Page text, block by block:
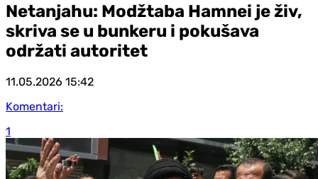
Netanjahu: Modžtaba Hamnei je živ,
skriva se u bunkeru i pokušava
održati autoritet
11.05.2026 15:42
Komentari:
1